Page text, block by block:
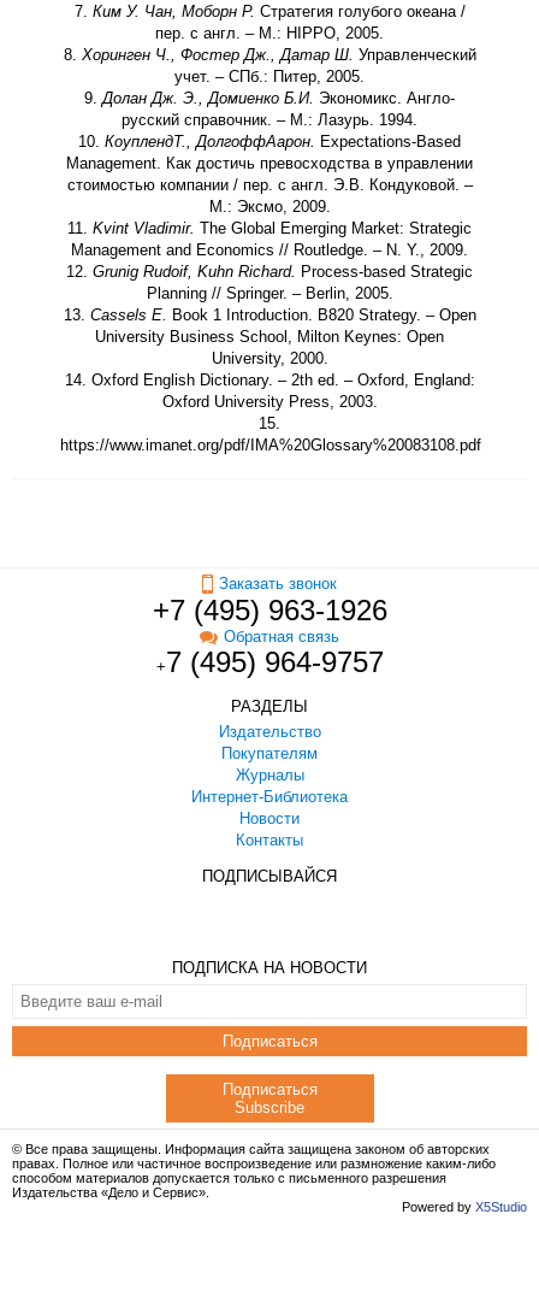
7. Ким У. Чан, Моборн Р. Стратегия голубого океана /
пер. с англ. – М.: HIPPO, 2005.
8. Хоринген Ч., Фостер Дж., Датар Ш. Управленческий
учет. – СПб.: Питер, 2005.
9. Долан Дж. Э., Домиенко Б.И. Экономикс. Англо-
русский справочник. – М.: Лазурь. 1994.
10. КоуплендТ., ДолгоффАарон Expectations-Based
Management. Как достичь превосходства в управлении
стоимостью компании / пер. с англ. Э.В. Кондуковой. –
М.: Эксмо, 2009.
11. Kvint Vladimir. The Global Emerging Market: Strategic
Management and Economics // Routledge. – N. Y., 2009.
12. Grunig Rudoif, Kuhn Richard. Process-based Strategic
Planning // Springer. – Berlin, 2005.
13. Cassels E. Book 1 Introduction. B820 Strategy. – Open
University Business School, Milton Keynes: Open
University, 2000.
14. Oxford English Dictionary. – 2th ed. – Oxford, England:
Oxford University Press, 2003.
15.
https://www.imanet.org/pdf/IMA%20Glossary%20083108.pdf
Заказать звонок
+7 (495) 963-1926
Обратная связь
+7 (495) 964-9757
РАЗДЕЛЫ
Издательство
Покупателям
Журналы
Интернет-Библиотека
Новости
Контакты
ПОДПИСЫВАЙСЯ
ПОДПИСКА НА НОВОСТИ
Подписаться
Подписаться
Subscribe
© Все права защищены. Информация сайта защищена законом об авторских
правах. Полное или частичное воспроизведение или размножение каким-либо
способом материалов допускается только с письменного разрешения
Издательства «Дело и Сервис».
Powered by X5Studio